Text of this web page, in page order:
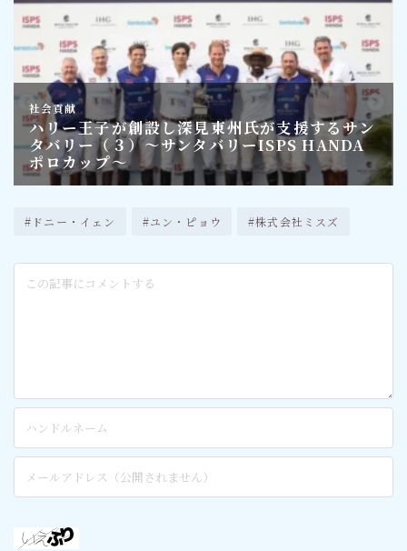
#ドニー・イェン #ユン・ピョウ #株式会社ミスズ